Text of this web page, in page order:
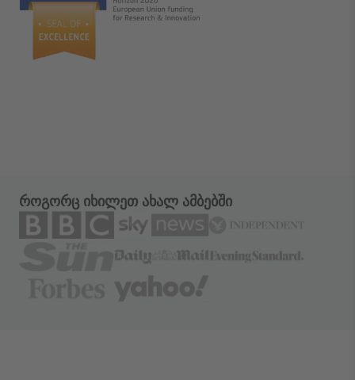
როგორც იხილეთ ახალ ამბებში